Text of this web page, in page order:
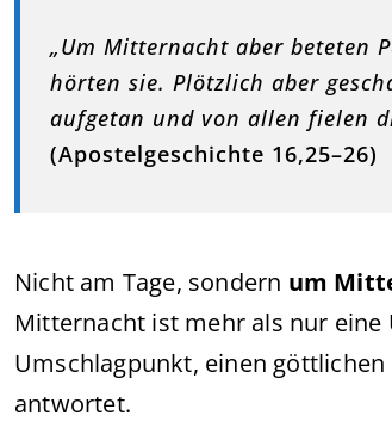
„Um Mitternacht aber beteten
hörten sie. Plötzlich aber
aufgetan und von allen fielen
(Apostelgeschichte 16,25–26)
Nicht am Tage, sondern um
Mitternacht ist mehr als nur eine
Umschlagpunkt, einen
antwortet.